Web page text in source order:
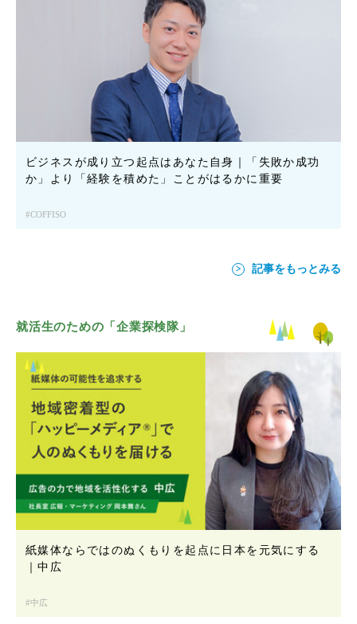
ビジネスが成り立つ起点はあなた自身｜「失敗か成功
か」より「経験を積めた」ことがはるかに重要
COFFISO
記事をもっとみる
就活生のための「企業探検隊」
紙媒体ならではのぬくもりを起点に日本を元気にする
｜中広
中広